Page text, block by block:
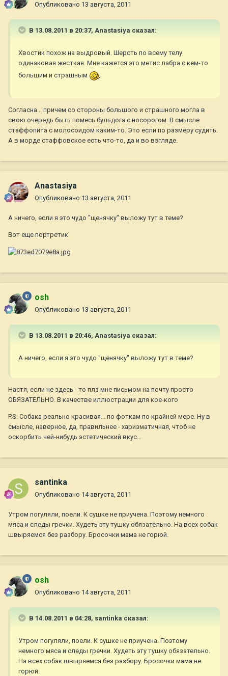
Опубликовано 13 августа, 2011
В 13.08.2011 в 20:37, Anastasiya сказал:
Хвостик похож на выдровый. Шерсть по всему телу
одинаковая жесткая. Мне кажется это метис лабра с кем-то
большим и страшным
Согласна... причем со стороны большого и страшного могла в
свою очередь быть помесь бульдога с носорогом. В смысле
стаффопита с молосоидом каким-то. Это если по размеру судить.
А в морде стаффовское есть что-то, да и во взгляде.
Anastasiya
Опубликовано 13 августа, 2011
А ничего, если я это чудо "щенячку" выложу тут в теме?
Вот еще портретик
osh
Опубликовано 13 августа, 2011
В 13.08.2011 в 20:46, Anastasiya сказал:
А ничего, если я это чудо "щенячку" выложу тут в теме?
Настя, если не здесь - то плз мне письмом на почту просто
ОБЯЗАТЕЛЬНО. В качестве иллюстрации для кое-кого
P.S. Собака реально красивая... по фоткам по крайней мере. Ну в
смысле, наверное, да, правильнее - харизматичная, чтоб не
оскорбить чей-нибудь эстетический вкус...
santinka
Опубликовано 14 августа, 2011
Утром погуляли, поели. К сушке не приучена. Поэтому немного
мяса и следы гречки. Худеть эту тушку обязательно. На всех собак
швыряемся без разбору. Бросочки мама не горюй.
osh
Опубликовано 14 августа, 2011
В 14.08.2011 в 04:28, santinka сказал:
Утром погуляли, поели. К сушке не приучена. Поэтому
немного мяса и следы гречки. Худеть эту тушку обязательно.
На всех собак швыряемся без разбору. Бросочки мама не
горюй.